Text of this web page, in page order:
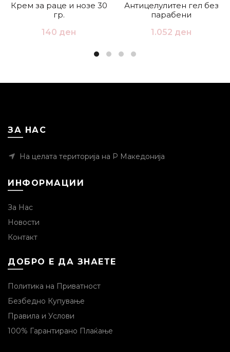
Крем за раце и нозе 30
гр.
140 ден
Антицелулитен гел без
парабени
1.052 ден
ЗА НАС
На целата територија на Р Македонија
ИНФОРМАЦИИ
За Нас
Новости
Контакт
ДОБРО Е ДА ЗНАЕТЕ
Политика на Приватност
Безбедно Купување
Правила и Услови
100% Гарантирано Плаќање